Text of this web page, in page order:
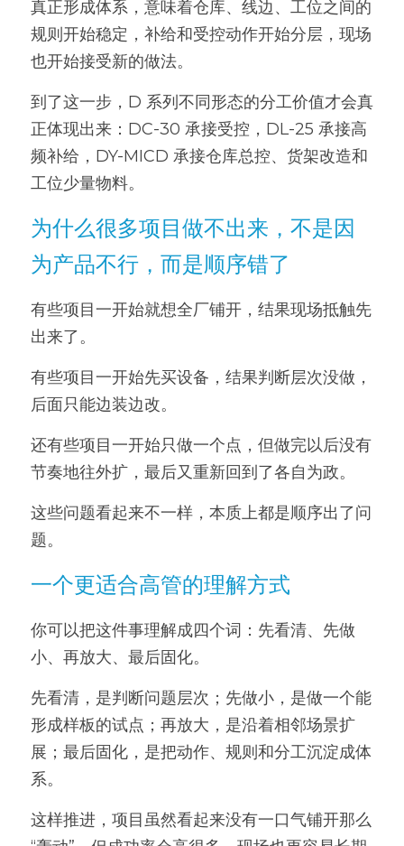
真正形成体系，意味着仓库、线边、工位之间的
规则开始稳定，补给和受控动作开始分层，现场
也开始接受新的做法。
到了这一步，D 系列不同形态的分工价值才会真
正体现出来：DC-30 承接受控，DL-25 承接高
频补给，DY-MICD 承接仓库总控、货架改造和
工位少量物料。
为什么很多项目做不出来，不是因
为产品不行，而是顺序错了
有些项目一开始就想全厂铺开，结果现场抵触先
出来了。
有些项目一开始先买设备，结果判断层次没做，
后面只能边装边改。
还有些项目一开始只做一个点，但做完以后没有
节奏地往外扩，最后又重新回到了各自为政。
这些问题看起来不一样，本质上都是顺序出了问
题。
一个更适合高管的理解方式
你可以把这件事理解成四个词：先看清、先做
小、再放大、最后固化。
先看清，是判断问题层次；先做小，是做一个能
形成样板的试点；再放大，是沿着相邻场景扩
展；最后固化，是把动作、规则和分工沉淀成体
系。
这样推进，项目虽然看起来没有一口气铺开那么